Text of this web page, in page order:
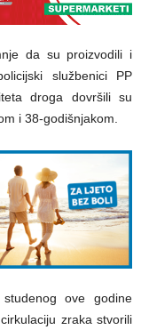
da su proizvodili i
službenici PP
droga dovršili su
i 38-godišnjakom.
ove godine
zraka stvorili